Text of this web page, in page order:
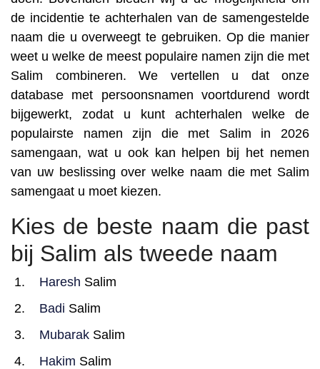
de incidentie te achterhalen van de samengestelde
naam die u overweegt te gebruiken. Op die manier
weet u welke de meest populaire namen zijn die met
Salim combineren. We vertellen u dat onze
database met persoonsnamen voortdurend wordt
bijgewerkt, zodat u kunt achterhalen welke de
populairste namen zijn die met Salim in 2026
samengaan, wat u ook kan helpen bij het nemen
van uw beslissing over welke naam die met Salim
samengaat u moet kiezen.
Kies de beste naam die past
bij Salim als tweede naam
Haresh Salim
Badi Salim
Mubarak Salim
Hakim Salim